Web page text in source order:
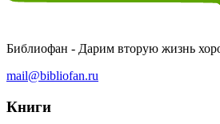
Библиофан - Дарим вторую жизнь
mail@bibliofan.ru
Книги